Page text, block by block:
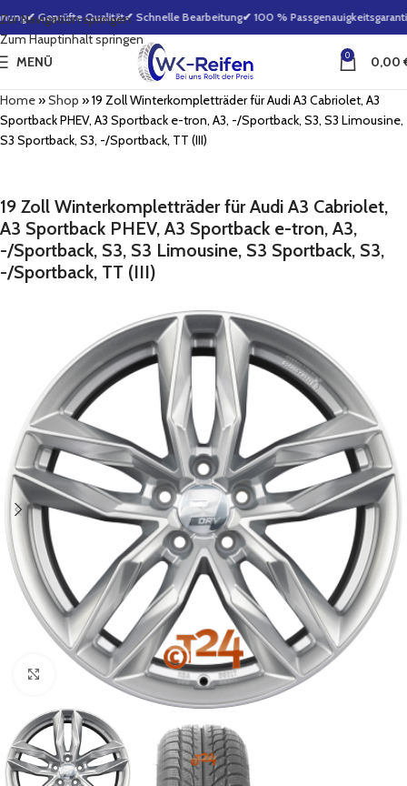
Zur Navigation springen
Zum Hauptinhalt springen
✔ Geprüfte Qualität✔ Schnelle Bearbeitung✔ 100 % Passgenauigkeitsgarantie
MENÜ 0 0,00
Home»Shop »19 Zoll Winterkompletträder für Audi A3 Cabriolet, A3
Sportback PHEV, A3 Sportback e-tron, A3, -/Sportback, S3, S3 Limousine,
S3 Sportback, S3, -/Sportback, TT (III)
19 Zoll Winterkompletträder für Audi A3 Cabriolet,
A3 Sportback PHEV, A3 Sportback e-tron, A3,
-/Sportback, S3, S3 Limousine, S3 Sportback, S3,
-/Sportback, TT (III)
Zum Vergrößern klicken